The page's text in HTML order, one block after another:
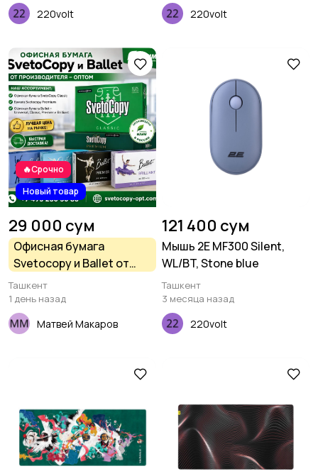
220volt 220volt
🔥Срочно
Новый товар
29 000 сум
Офисная бумага
Svetocopy и Ballet от
производителя - оптом
Ташкент
1 день назад
Матвей Макаров
121 400 сум
Мышь 2E MF300 Silent,
WL/BT, Stone blue
Ташкент
3 месяца назад
220volt